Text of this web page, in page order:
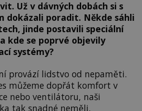
Už v dávných dobách si s
dokázali poradit. Někde sáhli
jinde postavili speciální
kde se poprvé objevily
systémy?
provází lidstvo od nepaměti.
můžeme dopřát komfort v
nebo ventilátoru, naši
tak snadné neměli.